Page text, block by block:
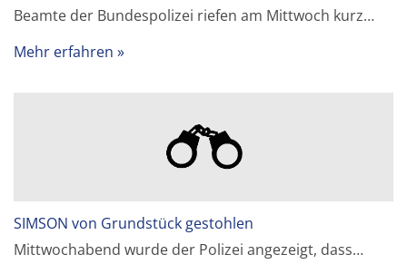
Beamte der Bundespolizei riefen am Mittwoch kurz…
Mehr erfahren
SIMSON von Grundstück gestohlen
Mittwochabend wurde der Polizei angezeigt, dass…